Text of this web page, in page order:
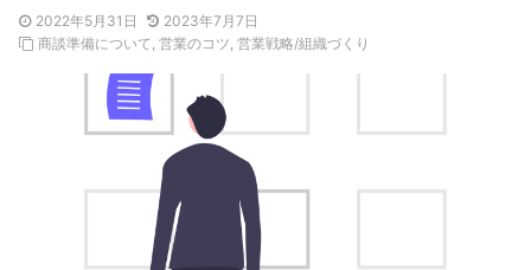
2022年5月31日
2023年7月7日
商談準備について, 営業のコツ, 営業戦略/組織づくり